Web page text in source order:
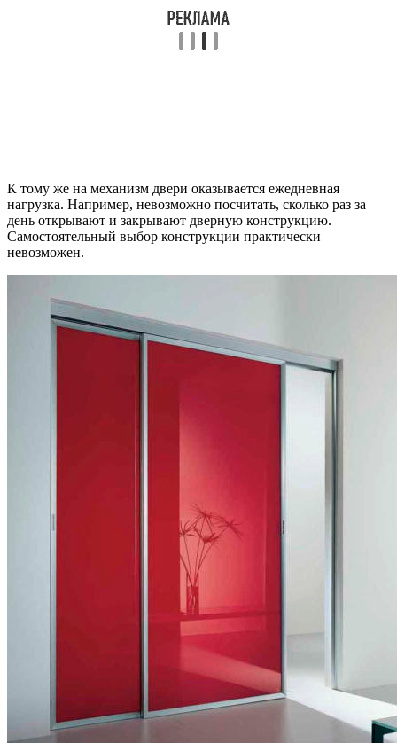
К тому же на механизм двери оказывается ежедневная
нагрузка. Например, невозможно посчитать, сколько раз за
день открывают и закрывают дверную конструкцию.
Самостоятельный выбор конструкции практически
невозможен.